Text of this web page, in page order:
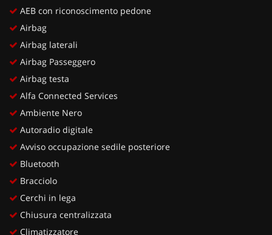
AEB con riconoscimento pedone
Airbag
Airbag laterali
Airbag Passeggero
Airbag testa
Alfa Connected Services
Ambiente Nero
Autoradio digitale
Avviso occupazione sedile posteriore
Bluetooth
Bracciolo
Cerchi in lega
Chiusura centralizzata
Climatizzatore